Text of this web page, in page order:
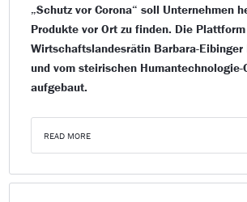
„Schutz vor Corona“ soll Unternehmen
Produkte vor Ort zu finden. Die
Wirtschaftslandesrätin Barbara-
und vom steirischen Humantechnologie-
aufgebaut.
READ MORE